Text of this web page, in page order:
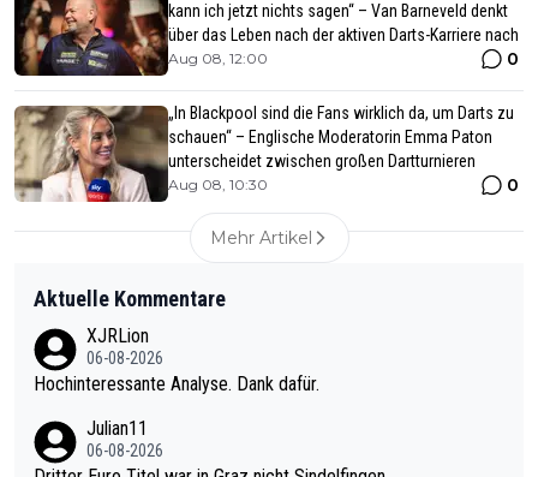
kann ich jetzt nichts sagen“ – Van Barneveld denkt
über das Leben nach der aktiven Darts-Karriere nach
Aug 08, 12:00 0
„In Blackpool sind die Fans wirklich da, um Darts zu
schauen“ – Englische Moderatorin Emma Paton
unterscheidet zwischen großen Dartturnieren
Aug 08, 10:30 0
Mehr Artikel
Aktuelle Kommentare
XJRLion
06-08-2026
Hochinteressante Analyse. Dank dafür.
Julian11
06-08-2026